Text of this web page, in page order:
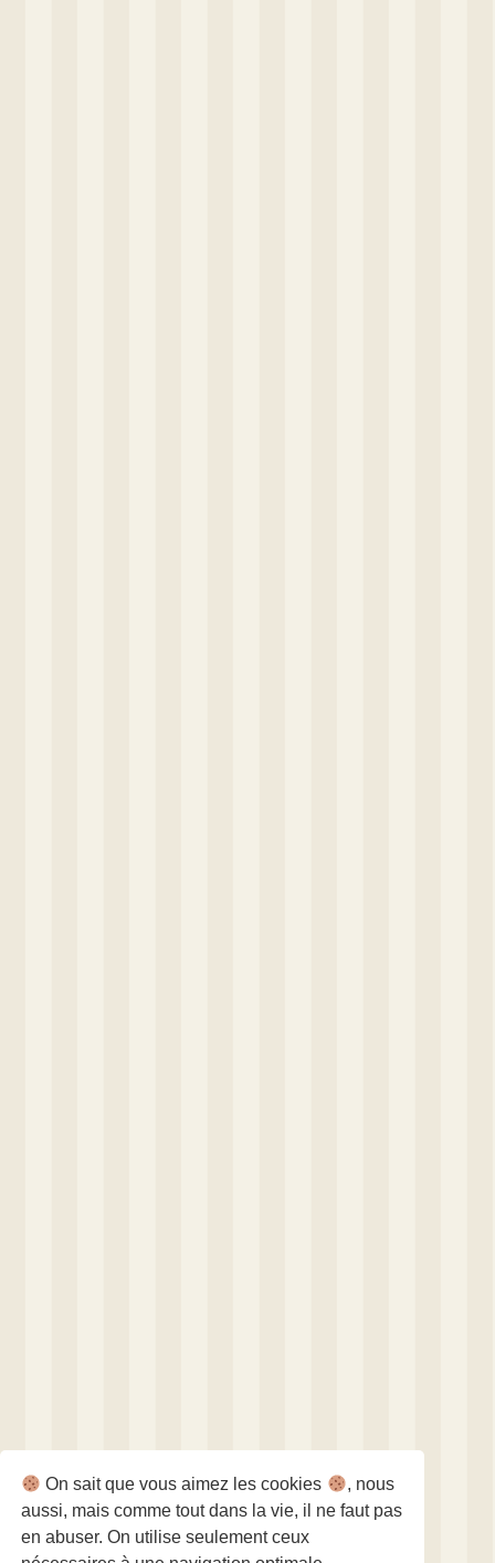
On sait que vous aimez les cookies
, nous
aussi, mais comme tout dans la vie, il ne faut pas
en abuser. On utilise seulement ceux